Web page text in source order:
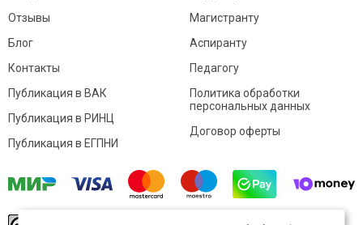
Отзывы
Блог
Контакты
Магистранту
Аспиранту
Педагогу
Публикация в ВАК
Публикация в РИНЦ
Публикация в ЕГПНИ
Политика обработки
персональных данных
Договор оферты